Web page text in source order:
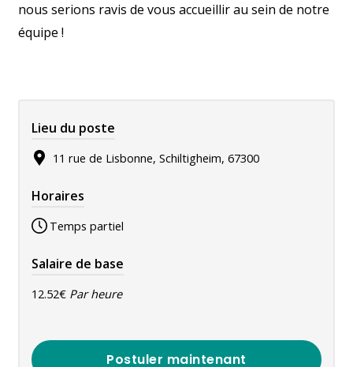
nous serions ravis de vous accueillir au sein de notre
équipe !
Lieu du poste
11 rue de Lisbonne, Schiltigheim, 67300
Horaires
Temps partiel
Salaire de base
12.52€Par heure
Postuler maintenant